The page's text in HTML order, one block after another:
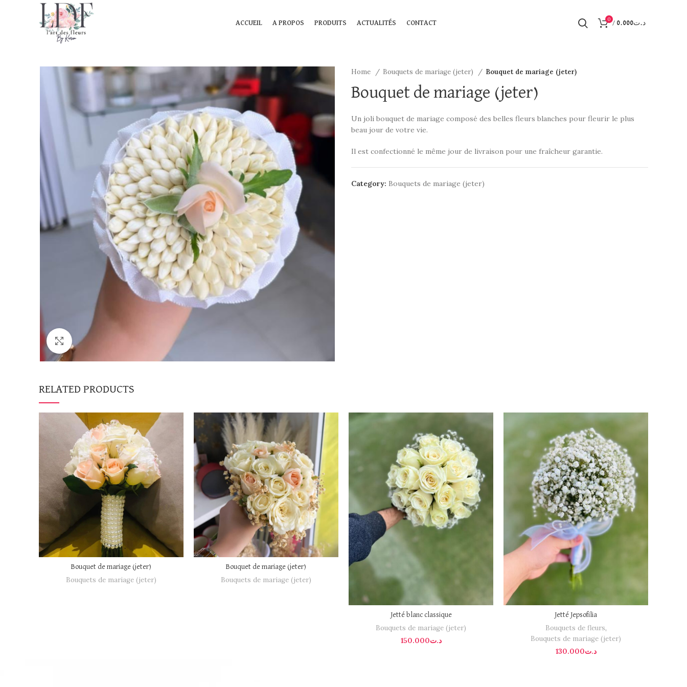
ACCUEIL A PROPOS PRODUITS ACTUALITÉS CONTACT
0
/ د.ت0.000
Click to enlarge
Home Bouquets de mariage (jeter) Bouquet de mariage (jeter)
Bouquet de mariage (jeter)
Un joli bouquet de mariage composé des belles fleurs blanches pour fleurir le plus
beau jour de votre vie.
Il est confectionné le même jour de livraison pour une fraîcheur garantie.
Category: Bouquets de mariage (jeter)
RELATED PRODUCTS
Bouquet de mariage (jeter)
Bouquets de mariage (jeter)
Bouquet de mariage (jeter)
Bouquets de mariage (jeter)
Jetté blanc classique
Bouquets de mariage (jeter)
د.ت150.000
Jetté Jepsofilia
Bouquets de fleurs,
Bouquets de mariage (jeter)
د.ت130.000